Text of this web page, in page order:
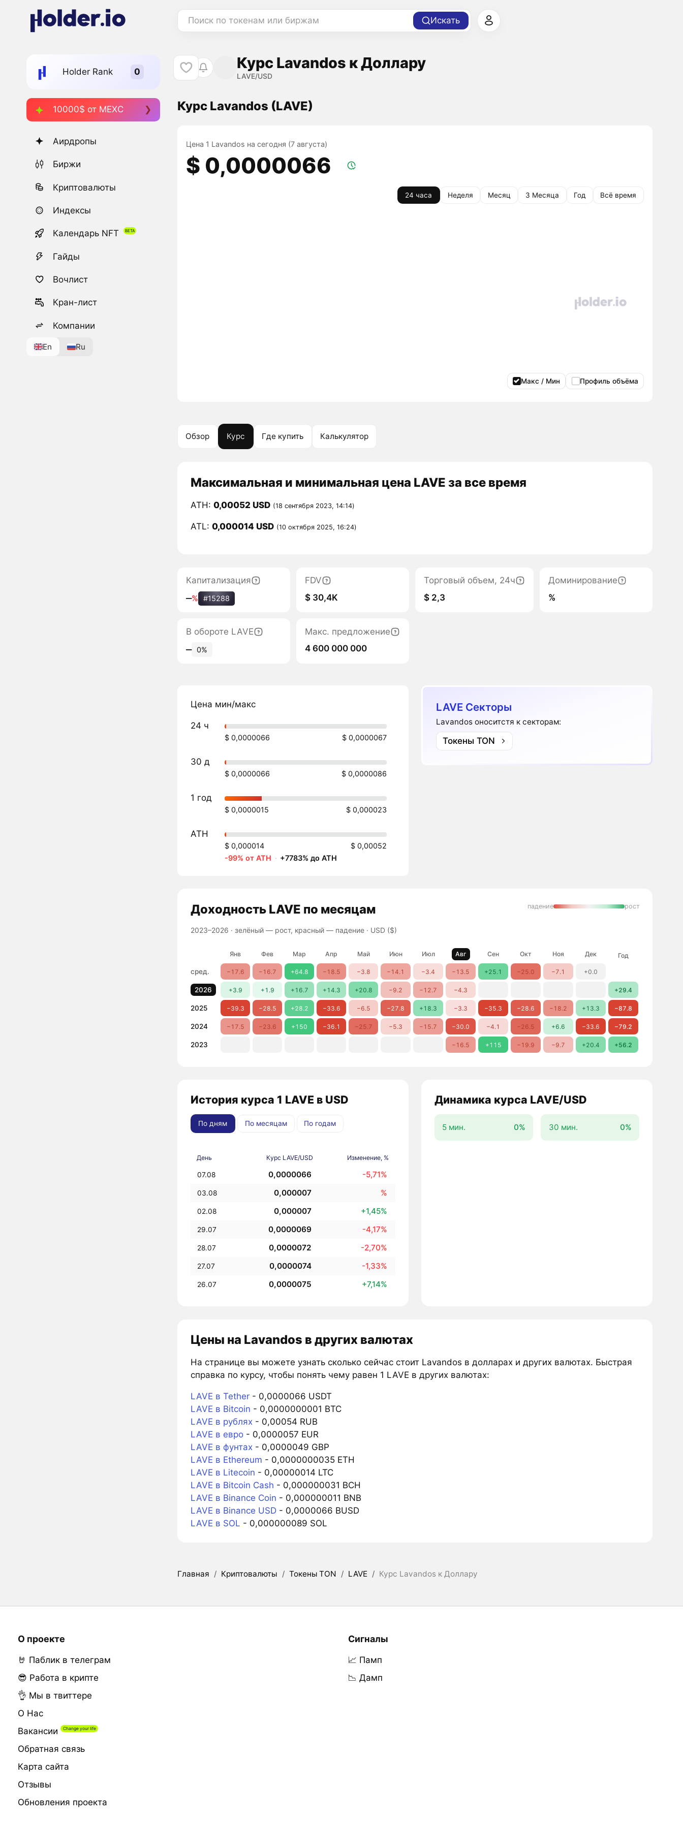
Поиск по токенам или биржам Искать
Holder Rank
10000$ от MEXC
Аирдропы
Биржи
Криптовалюты
Индексы
Календарь NFT
Гайды
Вочлист
Кран-лист
Компании
En Ru
Курс Lavandos к Доллару
LAVE/USD
Курс Lavandos (LAVE)
Цена 1 Lavandos на сегодня (7 августа)
$ 0,0000066
24 часа Неделя Месяц 3 Месяца Год Всё время
Макс / Мин Профиль объёма
Обзор Курс Где купить Калькулятор
Максимальная и минимальная цена LAVE за все время
ATH: 0,00052 USD (18 сентября 2023, 14:14)
ATL: 0,000014 USD (10 октября 2025, 16:24)
Капитализация
‒% #15288
FDV
$ 30,4K
Торговый объем, 24ч
$ 2,3
Доминирование
%
В обороте LAVE
‒ 0%
Макс. предложение
4 600 000 000
Цена мин/макс
24 ч
$ 0,0000066 $ 0,0000067
30 д
$ 0,0000066 $ 0,0000086
1 год
$ 0,0000015 $ 0,000023
ATH
$ 0,000014
$ 0,00052
-99% от ATH · +7783% до ATH
LAVE Секторы
Lavandos оноситстя к секторам:
Токены TON
ДоходностьLAVE по месяцам
2023–2026 · зелёный — рост, красный — падение· USD ($)
падение рост
Янв Фев Мар Апр Май Июн Июл Авг Сен Окт Ноя Дек Год
сред. −17.6 −16.7 +64.8 −18.5 −3.8 −14.1 −3.4 −13.5 +25.1 −25.0 −7.1 +0.0
2026 +3.9 +1.9 +16.7 +14.3 +20.8 −9.2 −12.7 −4.3 +29.4
2025 −39.3 −28.5 +28.2 −33.6 −6.5 −27.8 +18.3 −3.3 −35.3 −28.6 −18.2 +13.3 −87.8
2024 −17.5 −23.6 +150 −36.1 −25.7 −5.3 −15.7 −30.0 −4.1 −26.5 +6.6 −33.6 −79.2
2023 −16.5 +115 −19.9 −9.7 +20.4 +56.2
История курса 1 LAVE в USD
По дням По месяцам По годам
День Курс LAVE/USD Изменение, %
07.08 0,0000066 -5,71%
03.08 0,000007 %
02.08 0,000007 +1,45%
29.07 0,0000069 -4,17%
28.07 0,0000072 -2,70%
27.07 0,0000074 -1,33%
26.07 0,0000075 +7,14%
Динамика курса LAVE/USD
5 мин. 0% 30 мин. 0%
Цены на Lavandos в других валютах
На странице вы можете узнать сколько сейчас стоит Lavandos в долларах и других валютах. Быстрая
справка по курсу, чтобы понять чему равен 1 LAVE в других валютах:
LAVE в Tether- 0,0000066 USDT
LAVE в Bitcoin - 0,0000000001 BTC
LAVE в рублях - 0,00054 RUB
LAVE в евро- 0,0000057 EUR
LAVE в фунтах - 0,0000049 GBP
LAVE в Ethereum - 0,0000000035 ETH
LAVE в Litecoin - 0,00000014 LTC
LAVE в Bitcoin Cash - 0,000000031 BCH
LAVE в Binance Coin - 0,000000011 BNB
LAVE в Binance USD- 0,0000066 BUSD
LAVE в SOL - 0,000000089 SOL
Главная / Криптовалюты / Токены TON / LAVE / Курс Lavandos к Доллару
О проекте
🤘 Паблик в телеграм
😎 Работа в крипте
👌 Мы в твиттере
О Нас
Вакансии
Обратная связь
Карта сайта
Отзывы
Обновления проекта
Сигналы
📈 Памп
📉 Дамп